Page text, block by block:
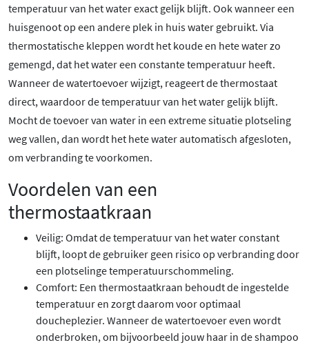
temperatuur van het water exact gelijk blijft. Ook wanneer een
huisgenoot op een andere plek in huis water gebruikt. Via
thermostatische kleppen wordt het koude en hete water zo
gemengd, dat het water een constante temperatuur heeft.
Wanneer de watertoevoer wijzigt, reageert de thermostaat
direct, waardoor de temperatuur van het water gelijk blijft.
Mocht de toevoer van water in een extreme situatie plotseling
weg vallen, dan wordt het hete water automatisch afgesloten,
om verbranding te voorkomen.
Voordelen van een
thermostaatkraan
Veilig: Omdat de temperatuur van het water constant
blijft, loopt de gebruiker geen risico op verbranding door
een plotselinge temperatuurschommeling.
Comfort: Een thermostaatkraan behoudt de ingestelde
temperatuur en zorgt daarom voor optimaal
doucheplezier. Wanneer de watertoevoer even wordt
onderbroken, om bijvoorbeeld jouw haar in de shampoo